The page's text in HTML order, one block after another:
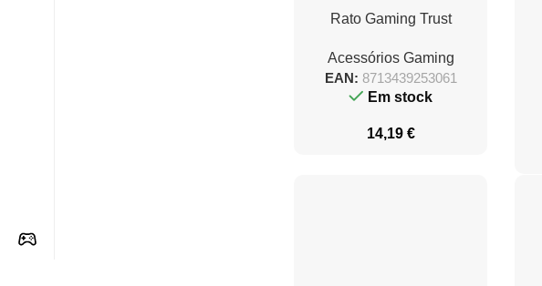
Rato Gaming Trust
até 6400 DPI/ Preto
Acessórios Gaming
EAN: 8713439253061
Em stock
14,19 €